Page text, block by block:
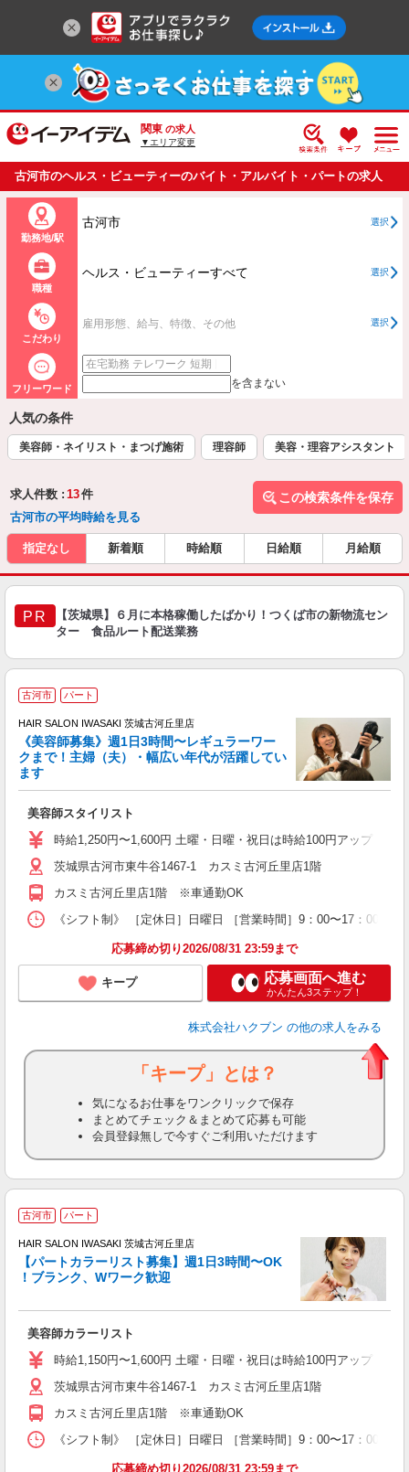
関東 の求人
▼エリア変更
古河市のヘルス・ビューティーのバイト・アルバイト・パートの求人
情報一覧
勤務地/駅
古河市 選択
職種
ヘルス・ビューティーすべて 選択
こだわり
雇用形態、給与、特徴、その他 選択
フリーワード を含まない
人気の条件
美容師・ネイリスト・まつげ施術 理容師 美容・理容アシスタント
求人件数 : 13件
古河市の平均時給を見る
この検索条件を保存
指定なし 新着順 時給順 日給順 月給順
PR
【茨城県】６月に本格稼働したばかり！つくば市の新物流セン
ター 食品ルート配送業務
古河市 パート
HAIR SALON IWASAKI 茨城古河丘里店
《美容師募集》週1日3時間〜レギュラーワー
クまで！主婦（夫）・幅広い年代が活躍してい
ます
美容師スタイリスト
時給1,250円〜1,600円 土曜・日曜・祝日は時給100円アップ ※資
茨城県古河市東牛谷1467-1 カスミ古河丘里店1階
カスミ古河丘里店1階 ※車通勤OK
《シフト制》 ［定休日］日曜日 ［営業時間］9：00〜17：00
応募締め切り2026/08/31 23:59まで
キープ 応募画面へ進む
かんたん3ステップ！
株式会社ハクブン の他の求人をみる
「キープ」とは？
気になるお仕事をワンクリックで保存
まとめてチェック＆まとめて応募も可能
会員登録無しで今すぐご利用いただけます
古河市 パート
HAIR SALON IWASAKI 茨城古河丘里店
【パートカラーリスト募集】週1日3時間〜OK
！ブランク、Wワーク歓迎
美容師カラーリスト
時給1,150円〜1,600円 土曜・日曜・祝日は時給100円アップ ※資
茨城県古河市東牛谷1467-1 カスミ古河丘里店1階
カスミ古河丘里店1階 ※車通勤OK
《シフト制》 ［定休日］日曜日 ［営業時間］9：00〜17：00
応募締め切り2026/08/31 23:59まで